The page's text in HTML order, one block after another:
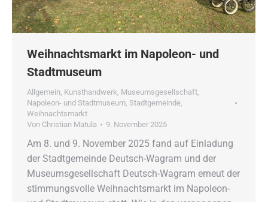
Weihnachtsmarkt im Napoleon- und
Stadtmuseum
Allgemein Kunsthandwerk Museumsgesellschaft
Napoleon- und Stadtmuseum Stadtgemeinde
Weihnachtsmarkt
Von Christian Matula 9. November 2025
Am 8. und 9. November 2025 fand auf Einladung
der Stadtgemeinde Deutsch-Wagram und der
Museumsgesellschaft Deutsch-Wagram erneut der
stimmungsvolle Weihnachtsmarkt im Napoleon-